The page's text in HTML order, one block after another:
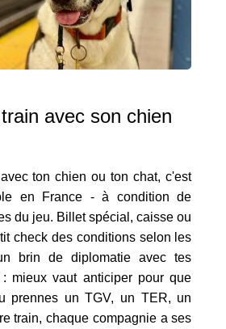
avec son chien
ton chien ou ton chat, c'est
en France - à condition de
du jeu. Billet spécial, caisse ou
check des conditions selon les
brin de diplomatie avec tes
mieux vaut anticiper pour que
prennes un TGV, un TER, un
train, chaque compagnie a ses